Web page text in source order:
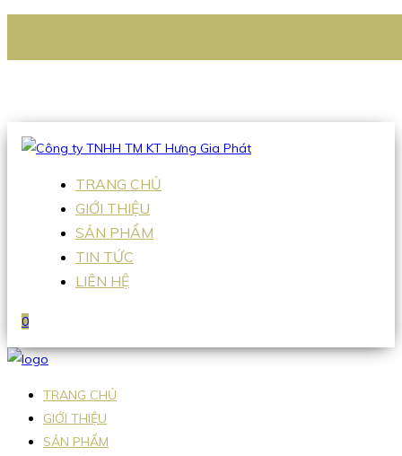
Hotline:0938 336 079
TRANG CHỦ
GIỚI THIỆU
SẢN PHẨM
TIN TỨC
LIÊN HỆ
0
TRANG CHỦ
GIỚI THIỆU
SẢN PHẨM